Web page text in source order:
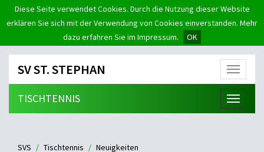
Diese Seite verwendet Cookies. Durch die Nutzung dieser Website
erklären Sie sich mit der Verwendung von Cookies einverstanden. Mehr
dazu erfahren Sie im Impressum.
OK
Menü
SV ST. STEPHAN
Menü
TISCHTENNIS
SVS Tischtennis
Neuigkeiten